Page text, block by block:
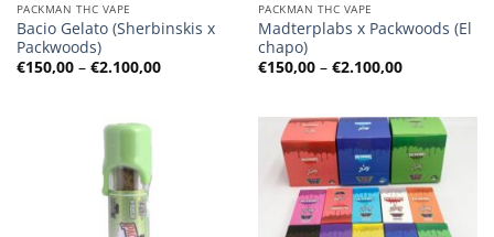
PACKMAN THC VAPE
Bacio Gelato (Sherbinskis x
Packwoods)
€150,00 – €2.100,00Preisspanne:
PACKMAN THC VAPE
Madterplabs x Packwoods (El
chapo)
€150,00 – €2.100,00